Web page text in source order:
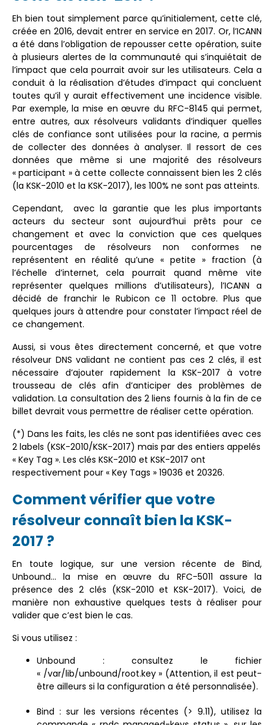
Eh bien tout simplement parce qu’initialement, cette clé,
créée en 2016, devait entrer en service en 2017. Or, l’ICANN
a été dans l’obligation de repousser cette opération, suite
à plusieurs alertes de la communauté qui s’inquiétait de
l’impact que cela pourrait avoir sur les utilisateurs. Cela a
conduit à la réalisation d’études d’impact qui concluent
toutes qu’il y aurait effectivement une incidence visible.
Par exemple, la mise en œuvre du RFC-8145 qui permet,
entre autres, aux résolveurs validants d’indiquer quelles
clés de confiance sont utilisées pour la racine, a permis
de collecter des données à analyser. Il ressort de ces
données que même si une majorité des résolveurs
« participant » à cette collecte connaissent bien les 2 clés
(la KSK-2010 et la KSK-2017), les 100% ne sont pas atteints.
Cependant, avec la garantie que les plus importants
acteurs du secteur sont aujourd’hui prêts pour ce
changement et avec la conviction que ces quelques
pourcentages de résolveurs non conformes ne
représentent en réalité qu’une « petite » fraction (à
l’échelle d’internet, cela pourrait quand même vite
représenter quelques millions d’utilisateurs), l’ICANN a
décidé de franchir le Rubicon ce 11 octobre. Plus que
quelques jours à attendre pour constater l’impact réel de
ce changement.
Aussi, si vous êtes directement concerné, et que votre
résolveur DNS validant ne contient pas ces 2 clés, il est
nécessaire d’ajouter rapidement la KSK-2017 à votre
trousseau de clés afin d’anticiper des problèmes de
validation. La consultation des 2 liens fournis à la fin de ce
billet devrait vous permettre de réaliser cette opération.
(*) Dans les faits, les clés ne sont pas identifiées avec ces
2 labels (KSK-2010/KSK-2017) mais par des entiers appelés
« Key Tag ». Les clés KSK-2010 et KSK-2017 ont
respectivement pour « Key Tags » 19036 et 20326.
Comment vérifier que votre
résolveur connaît bien la KSK-
2017 ?
En toute logique, sur une version récente de Bind,
Unbound… la mise en œuvre du RFC-5011 assure la
présence des 2 clés (KSK-2010 et KSK-2017). Voici, de
manière non exhaustive quelques tests à réaliser pour
valider que c’est bien le cas.
Si vous utilisez :
Unbound : consultez le fichier
« /var/lib/unbound/root.key » (Attention, il est peut-
être ailleurs si la configuration a été personnalisée).
Bind : sur les versions récentes (> 9.11), utilisez la